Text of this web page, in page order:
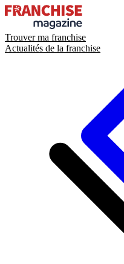
Trouver ma franchise
Actualités de la franchise